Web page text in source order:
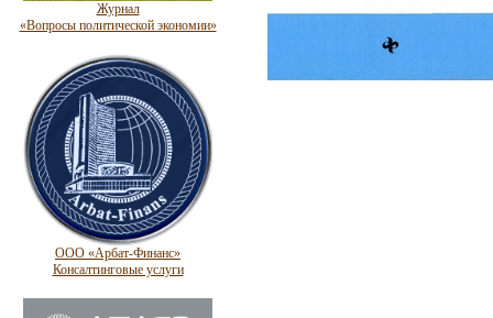
Журнал
«Вопросы политической экономии»
ООО «Арбат-Финанс»
Консалтинговые услуги